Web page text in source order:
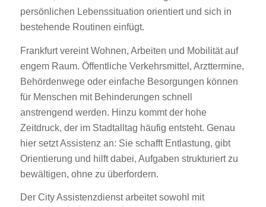
persönlichen Lebenssituation orientiert und sich in
bestehende Routinen einfügt.
Frankfurt vereint Wohnen, Arbeiten und Mobilität auf
engem Raum. Öffentliche Verkehrsmittel, Arzttermine,
Behördenwege oder einfache Besorgungen können
für Menschen mit Behinderungen schnell
anstrengend werden. Hinzu kommt der hohe
Zeitdruck, der im Stadtalltag häufig entsteht. Genau
hier setzt Assistenz an: Sie schafft Entlastung, gibt
Orientierung und hilft dabei, Aufgaben strukturiert zu
bewältigen, ohne zu überfordern.
Der City Assistenzdienst arbeitet sowohl mit